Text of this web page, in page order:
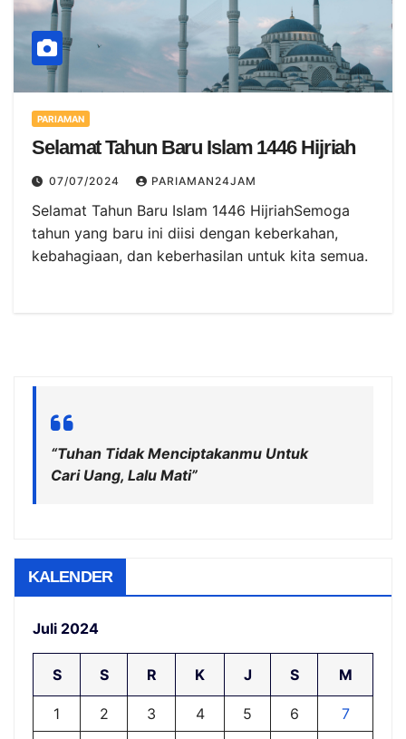
PARIAMAN
Selamat Tahun Baru Islam 1446 Hijriah
07/07/2024 PARIAMAN24JAM
Selamat Tahun Baru Islam 1446 HijriahSemoga
tahun yang baru ini diisi dengan keberkahan,
kebahagiaan, dan keberhasilan untuk kita semua.
“Tuhan Tidak Menciptakanmu Untuk
Cari Uang, Lalu Mati”
KALENDER
Juli 2024
S S R K J S M
1 2 3 4 5 6
7